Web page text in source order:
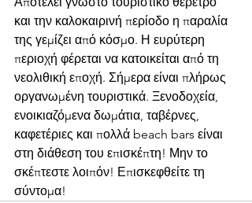
και την καλοκαιρινή περίοδο η παραλία
της γεμίζει από κόσμο. Η ευρύτερη
περιοχή φέρεται να κατοικείται από τη
νεολιθική εποχή. Σήμερα είναι πλήρως
οργανωμένη τουριστικά. Ξενοδοχεία,
ενοικιαζόμενα δωμάτια, ταβέρνες,
καφετέριες και πολλά beach bars είναι
στη διάθεση του επισκέπτη! Μην το
σκέπτεστε λοιπόν! Επισκεφθείτε τη
σύντομα!